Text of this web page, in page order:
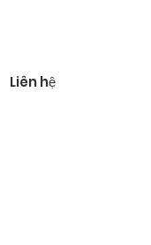
Liên hệ